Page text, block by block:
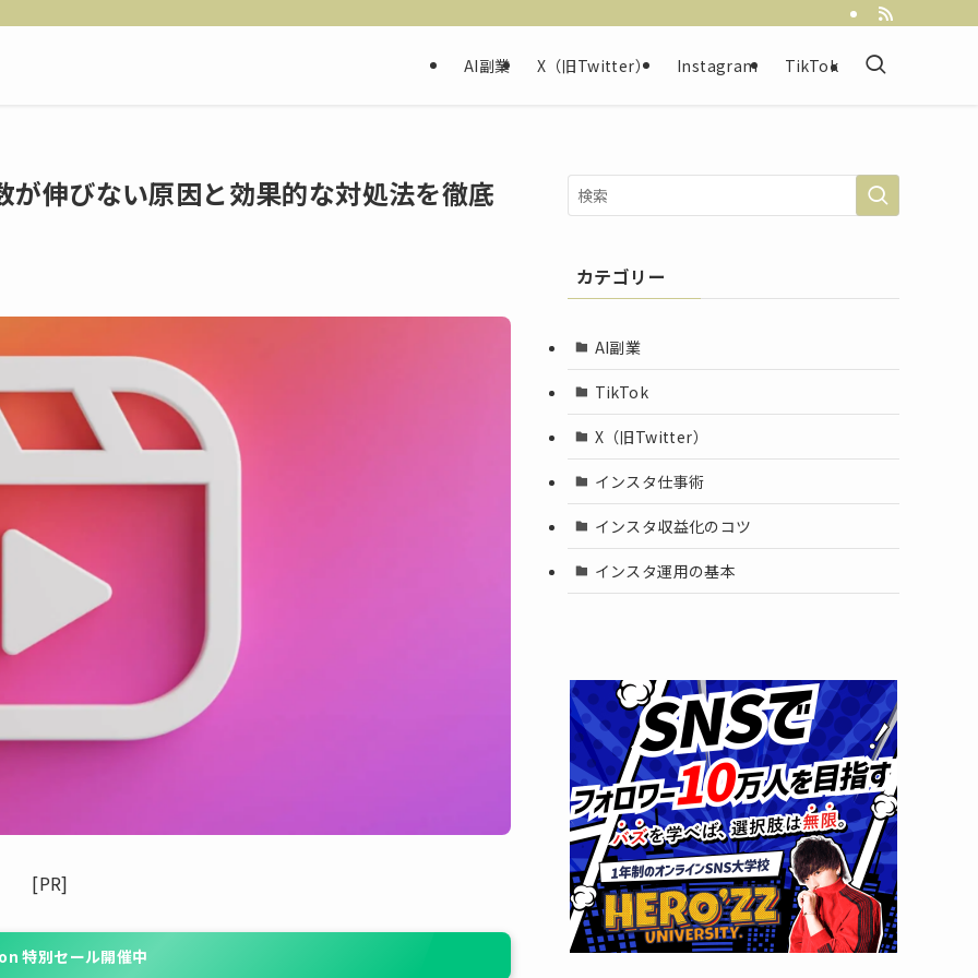
AI副業 X（旧Twitter） Instagram TikTok
伸びない原因と効果的な対処法を徹底
[PR]
特別セール開催中
カテゴリー
AI副業
TikTok
X（旧Twitter）
インスタ仕事術
インスタ収益化のコツ
インスタ運用の基本